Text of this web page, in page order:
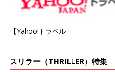
【Yahoo!トラベル
スリラー（THRILLER）特集